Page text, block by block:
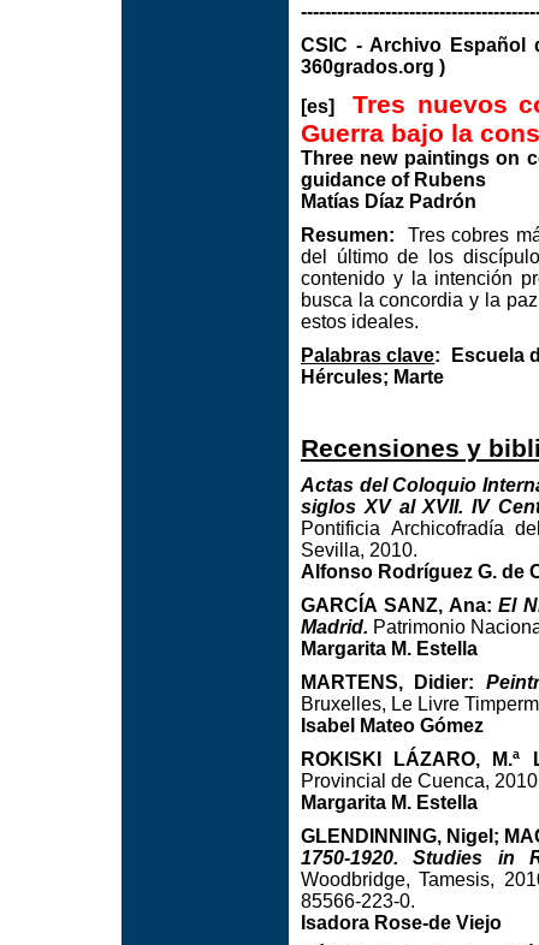
CSIC - Archivo
360grados.org )
[es]Tres nuevos
Guerra bajo la
Three new paintings on
guidance of Rubens
Matías Díaz Padrón
Resumen: Tres cobres
del último de los
contenido y la intención
busca la concordia y la
estos ideales.
Palabras clave:
Escuela
Hércules; Marte
Recensiones y
Actas del Coloquio
siglos XV al XVII. IV
Pontificia Archicofradía
Sevilla, 2010.
Alfonso Rodríguez G. de
GARCÍA SANZ, Ana:El
Madrid. Patrimonio
Margarita M. Estella
MARTENS, Didier:
Bruxelles, Le Livre
Isabel Mateo Gómez
ROKISKI LÁZARO, M.ª
Provincial de Cuenca,
Margarita M. Estella
GLENDINNING, Nigel;
1750-1920. Studies in
Woodbridge, Tamesis,
85566-223-0.
Isadora Rose-de Viejo